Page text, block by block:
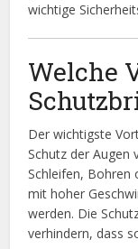
wichtige
Welche
Der wichtigste
Schutz der Augen
Schleifen, Bohren
mit hoher
werden. Die
verhindern, dass